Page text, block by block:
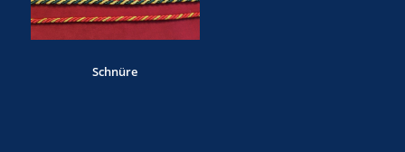
Schnüre